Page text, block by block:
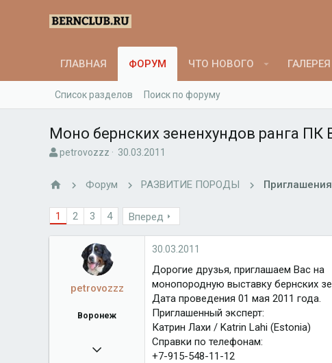
ГЛАВНАЯ ФОРУМ ЧТО НОВОГО ГАЛЕРЕЯ
Список разделов Поиск по форуму
Моно бернских зененхундов ранга ПК
А
о
petrovozzz
Д
30.03.2011
Форум РАЗВИТИЕ ПОРОДЫ
1 2 3 4 Вперед
petrovozzz
Воронеж
06.06.2010
30.03.2011
Дорогие друзья, приглашаем Вас на
монопородную выставку бернских
Дата проведения 01 мая 2011 года.
Приглашенный эксперт:
Катрин Лахи / Katrin Lahi (Estonia)
Справки по телефонам:
+7-915-548-11-12